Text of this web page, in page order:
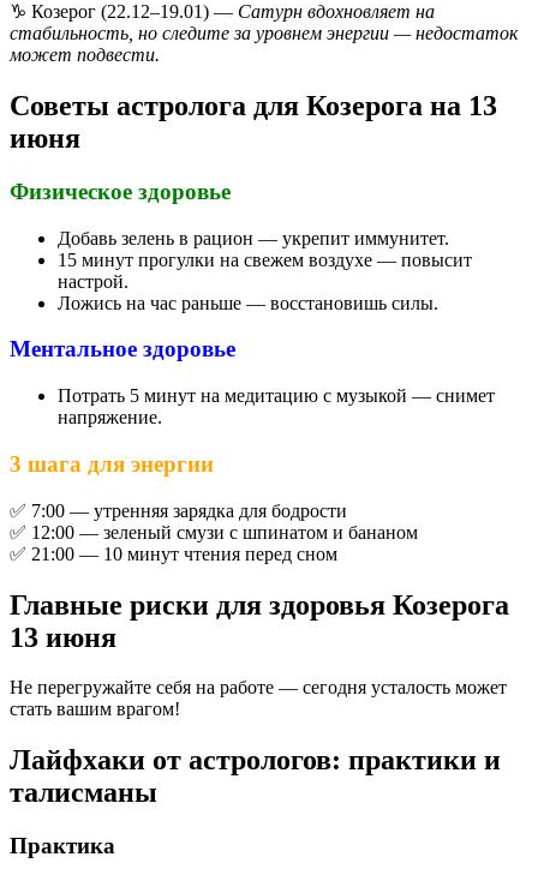
♑ Козерог (22.12–19.01) — Сатурн вдохновляет на
стабильность, но следите за уровнем энергии — недостаток
может подвести.
Советы астролога для Козерога на 13
июня
Физическое здоровье
Добавь зелень в рацион — укрепит иммунитет.
15 минут прогулки на свежем воздухе — повысит
настрой.
Ложись на час раньше — восстановишь силы.
Ментальное здоровье
Потрать 5 минут на медитацию с музыкой — снимет
напряжение.
3 шага для энергии
✅ 7:00 — утренняя зарядка для бодрости
✅ 12:00 — зеленый смузи с шпинатом и бананом
✅ 21:00 — 10 минут чтения перед сном
Главные риски для здоровья Козерога
13 июня
Не перегружайте себя на работе — сегодня усталость может
стать вашим врагом!
Лайфхаки от астрологов: практики и
талисманы
Практика